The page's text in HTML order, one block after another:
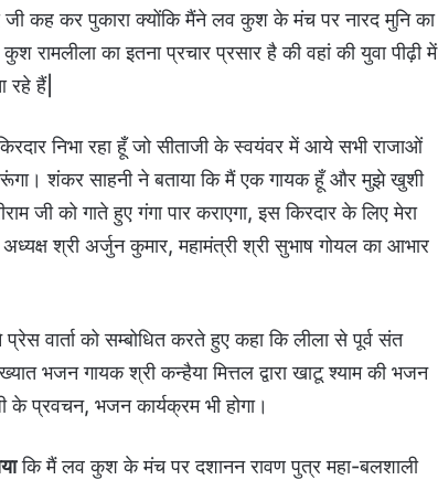
जी कह कर पुकारा क्योंकि मैंने लव कुश के मंच पर नारद मुनि का
रामलीला का इतना प्रचार प्रसार है की वहां की युवा पीढ़ी में
रहे हैं|
निभा रहा हूँ जो सीताजी के स्वयंवर में आये सभी राजाओं
शंकर साहनी ने बताया कि मैं एक गायक हूँ और मुझे खुशी
जी को गाते हुए गंगा पार कराएगा, इस किरदार के लिए मेरा
श्री अर्जुन कुमार, महामंत्री श्री सुभाष गोयल का आभार
वार्ता को सम्बोधित करते हुए कहा कि लीला से पूर्व संत
भजन गायक श्री कन्हैया मित्तल द्वारा खाटू श्याम की भजन
के प्रवचन, भजन कार्यक्रम भी होगा।
कि मैं लव कुश के मंच पर दशानन रावण पुत्र महा-बलशाली